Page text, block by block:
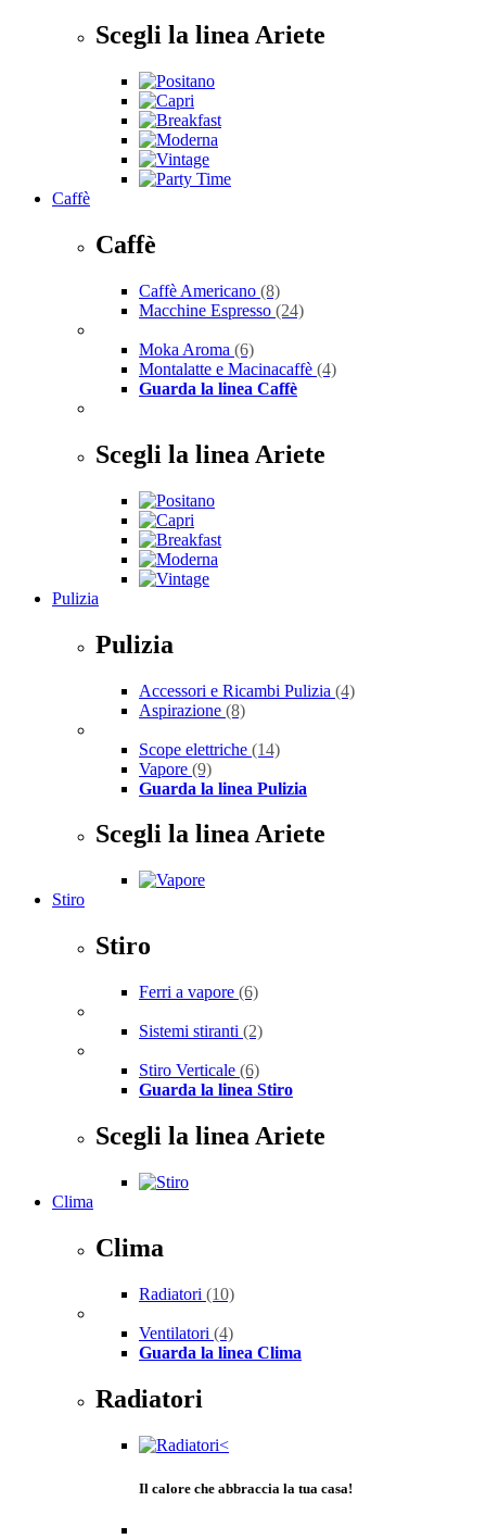
Scegli la linea Ariete
Caffè
Caffè
Caffè Americano (8)
Macchine Espresso (24)
Moka Aroma (6)
Montalatte e Macinacaffè (4)
Guarda la linea Caffè
Scegli la linea Ariete
Pulizia
Pulizia
Accessori e Ricambi Pulizia (4)
Aspirazione (8)
Scope elettriche (14)
Vapore (9)
Guarda la linea Pulizia
Scegli la linea Ariete
Stiro
Stiro
Ferri a vapore (6)
Sistemi stiranti (2)
Stiro Verticale (6)
Guarda la linea Stiro
Scegli la linea Ariete
Clima
Clima
Radiatori (10)
Ventilatori (4)
Guarda la linea Clima
Radiatori
Il calore che abbraccia la tua casa!